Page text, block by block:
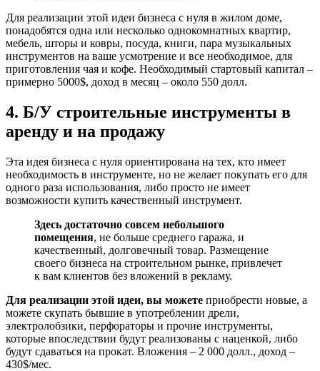
Для реализации этой идеи бизнеса с нуля в жилом доме,
понадобятся одна или несколько однокомнатных квартир,
мебель, шторы и ковры, посуда, книги, пара музыкальных
инструментов на ваше усмотрение и все необходимое, для
приготовления чая и кофе. Необходимый стартовый капитал –
примерно 5000$, доход в месяц – около 550 долл.
4. Б/У строительные инструменты в
аренду и на продажу
Эта идея бизнеса с нуля ориентирована на тех, кто имеет
необходимость в инструменте, но не желает покупать его для
одного раза использования, либо просто не имеет
возможности купить качественный инструмент.
Здесь достаточно совсем небольшого
помещения, не больше среднего гаража, и
качественный, долговечный товар. Размещение
своего бизнеса на строительном рынке, привлечет
к вам клиентов без вложений в рекламу.
Для реализации этой идеи, вы можете приобрести новые, а
можете скупать бывшие в употреблении дрели,
электролобзики, перфораторы и прочие инструменты,
которые впоследствии будут реализованы с наценкой, либо
будут сдаваться на прокат. Вложения – 2 000 долл., доход –
430$/мес.